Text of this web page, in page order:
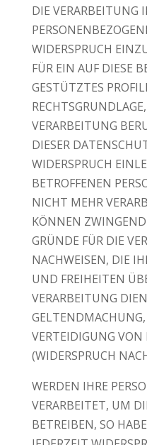
DIE VERARBEITUNG
WIDERSPRUCH
FÜR EIN AUF DIESE
GESTÜTZTES
VERARBEITUNG
DIESER
WIDERSPRUCH
BETROFFENEN
NICHT MEHR
KÖNNEN
GRÜNDE FÜR DIE
NACHWEISEN, DIE
UND FREIHEITEN
VERARBEITUNG
VERTEIDIGUNG VON
(WIDERSPRUCH
WERDEN IHRE
VERARBEITET, UM
BETREIBEN, SO